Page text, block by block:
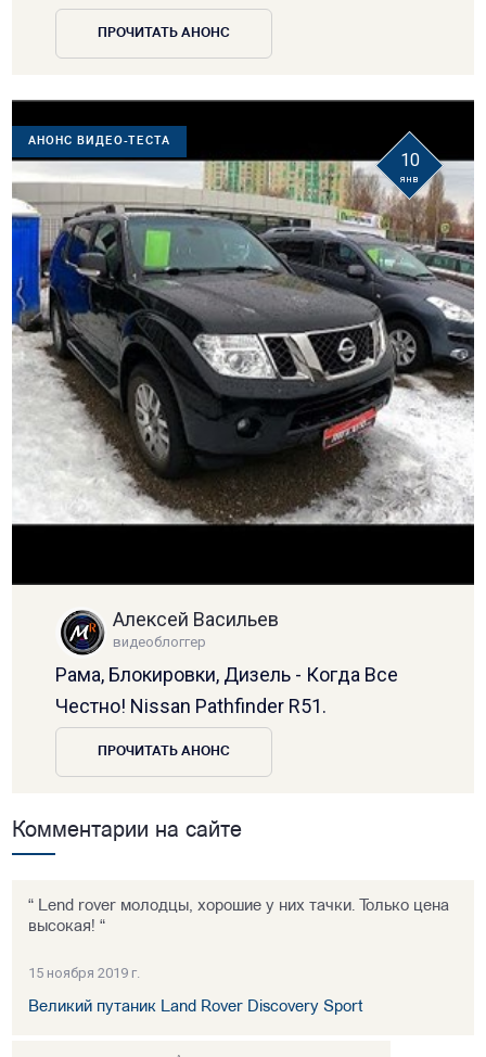
ПРОЧИТАТЬ АНОНС
АНОНС ВИДЕО-ТЕСТА
10
янв
Алексей Васильев
видеоблоггер
Рама, Блокировки, Дизель - Когда Все
Честно! Nissan Pathfinder R51.
ПРОЧИТАТЬ АНОНС
Комментарии на сайте
“ Lend rover молодцы, хорошие у них тачки. Только цена
высокая! “
15 ноября 2019 г.
Великий путаник Land Rover Discovery Sport